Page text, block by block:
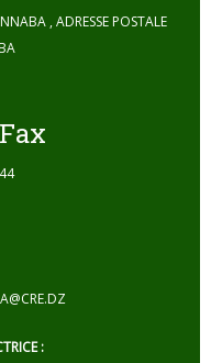
, ADRESSE POSTALE
: